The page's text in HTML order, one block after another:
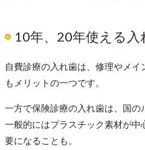
10年、20年使える入
自費診療の入れ歯は、修理やメ
もメリットの一つです。
一方で保険診療の入れ歯は、国の
一般的にはプラスチック素材が
要になることも。